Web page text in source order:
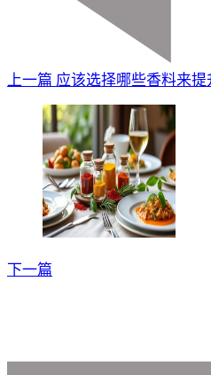
上一篇 应该选择哪些香料来提
下一篇